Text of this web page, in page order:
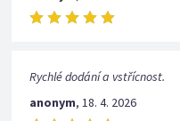
Rychlé dodání a vstřícnost.
anonym,18. 4. 2026